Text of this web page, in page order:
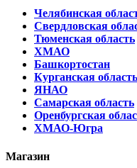
Челябинская
Свердловская
Тюменская область
ХМАО
Башкортостан
Курганская область
ЯНАО
Самарская область
Оренбургская
ХМАО-Югра
Магазин